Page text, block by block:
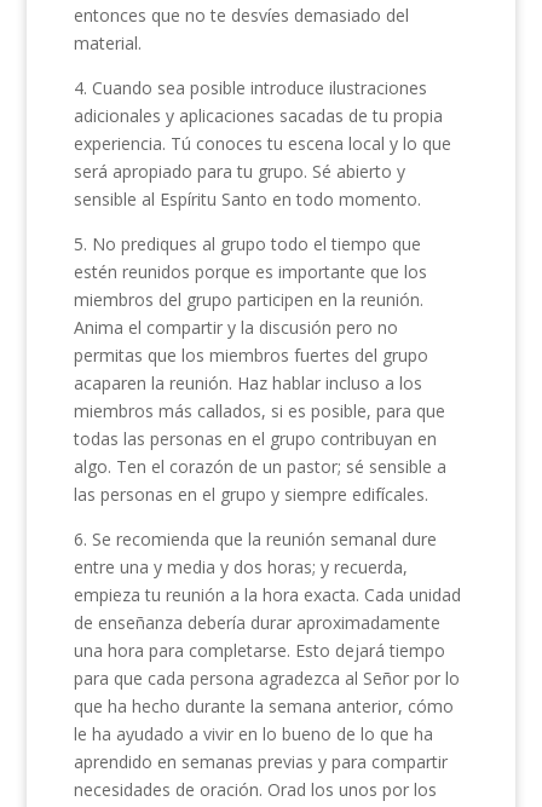
entonces que no te desvíes demasiado del
material.
4. Cuando sea posible introduce ilustraciones
adicionales y aplicaciones sacadas de tu propia
experiencia. Tú conoces tu escena local y lo que
será apropiado para tu grupo. Sé abierto y
sensible al Espíritu Santo en todo momento.
5. No prediques al grupo todo el tiempo que
estén reunidos porque es importante que los
miembros del grupo participen en la reunión.
Anima el compartir y la discusión pero no
permitas que los miembros fuertes del grupo
acaparen la reunión. Haz hablar incluso a los
miembros más callados, si es posible, para que
todas las personas en el grupo contribuyan en
algo. Ten el corazón de un pastor; sé sensible a
las personas en el grupo y siempre edifícales.
6. Se recomienda que la reunión semanal dure
entre una y media y dos horas; y recuerda,
empieza tu reunión a la hora exacta. Cada unidad
de enseñanza debería durar aproximadamente
una hora para completarse. Esto dejará tiempo
para que cada persona agradezca al Señor por lo
que ha hecho durante la semana anterior, cómo
le ha ayudado a vivir en lo bueno de lo que ha
aprendido en semanas previas y para compartir
necesidades de oración. Orad los unos por los